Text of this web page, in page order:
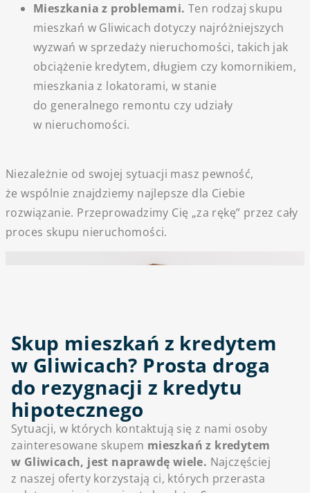
Mieszkania z problemami. Ten rodzaj skupu
mieszkań w Gliwicach dotyczy najróżniejszych
wyzwań w sprzedaży nieruchomości, takich jak
obciążenie kredytem, długiem czy komornikiem,
mieszkania z lokatorami, w stanie
do generalnego remontu czy udziały
w nieruchomości.
Niezależnie od swojej sytuacji masz pewność,
że wspólnie znajdziemy najlepsze dla Ciebie
rozwiązanie. Przeprowadzimy Cię „za rękę” przez cały
proces skupu nieruchomości.
Skup mieszkań z kredytem
w Gliwicach? Prosta droga
do rezygnacji z kredytu
hipotecznego
Sytuacji, w których kontaktują się z nami osoby
zainteresowane skupem mieszkań z kredytem
w Gliwicach, jest naprawdę wiele. Najczęściej
z naszej oferty korzystają ci, których przerasta